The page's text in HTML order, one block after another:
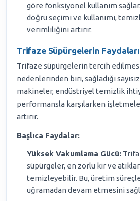
göre fonksiyonel kullanım
doğru seçimi ve kullanımı,
verimliliğini artırır.
Trifaze Süpürgelerin
Trifaze süpürgelerin tercih
nedenlerinden biri, sağladığı
makineler, endüstriyel temizlik
performansla karşılarken
artırır.
Başlıca Faydalar:
Yüksek Vakumlama Gücü:
süpürgeler, en zorlu kir ve
temizleyebilir. Bu, üretim
uğramadan devam etmesini